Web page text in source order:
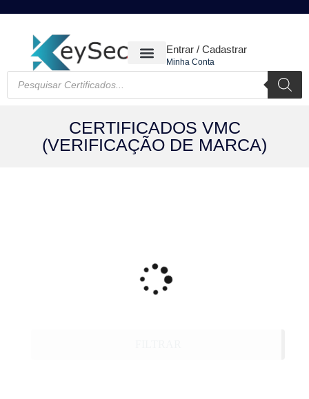
Entrar / Cadastrar
Minha Conta
CERTIFICADOS VMC
(VERIFICAÇÃO DE MARCA)